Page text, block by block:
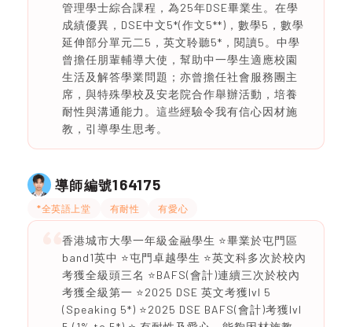
管理學士綜合課程，為25年DSE畢業生。在學
成績優異，DSE中文5*(作文5**)，數學5，數學
延伸部分單元二5，英文聆聽5*，閱讀5。中學
曾擔任朋輩輔導大使，幫助中一學生適應校園
生活及解答學業問題；亦曾擔任社會服務團主
席，與特殊學校及安老院合作舉辦活動，培養
耐性與溝通能力。這些經驗令我有信心因材施
教，引導學生思考。
導師編號164175
*全英語上堂 有耐性 有愛心
香港城市大學一年級金融學生 ⭐️畢業於屯門區
band1英中 ⭐️屯門卓越學生 ⭐️英文科多次於校內
考獲全級頭三名 ⭐️BAFS(會計)連續三次於校內
考獲全級第一 ⭐️2025 DSE 英文考獲lvl 5
(Speaking 5*) ⭐️2025 DSE BAFS(會計)考獲lvl